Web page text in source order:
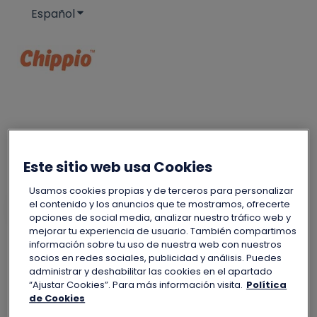
EspañolTraducciones de Mostrar submenú de
Hola. ¿Cómo podemos ayudarte?
No hay sugerencias porque el campo de
Ayuda 💶 Facturas y cobros
Este sitio web usa Cookies
Usamos cookies propias y de terceros para personalizar
el contenido y los anuncios que te mostramos, ofrecerte
opciones de social media, analizar nuestro tráfico web y
mejorar tu experiencia de usuario. También compartimos
información sobre tu uso de nuestra web con nuestros
socios en redes sociales, publicidad y análisis. Puedes
administrar y deshabilitar las cookies en el apartado
“Ajustar Cookies”. Para más información visita. Política
de Cookies